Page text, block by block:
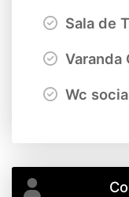
Sala de
Varanda
Wc